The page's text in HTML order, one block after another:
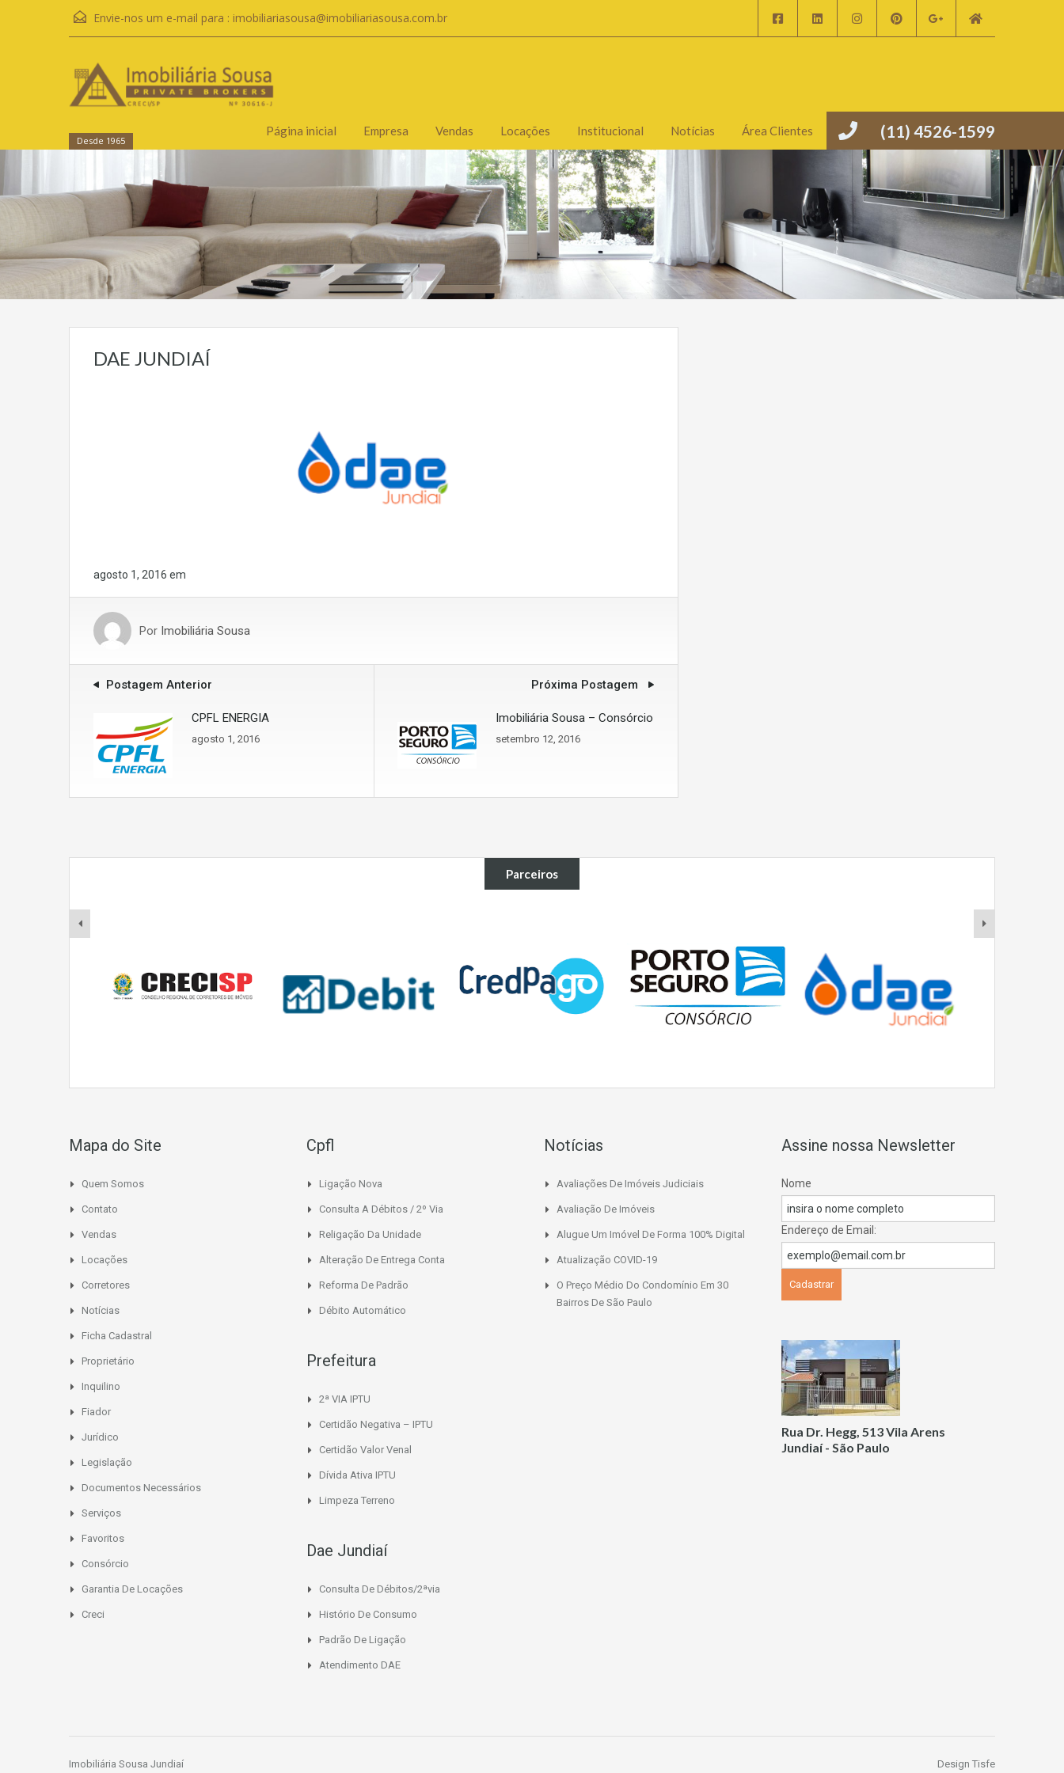
Envie-nos um e-mail para : imobiliariasousa@imobiliariasousa.com.br
Desde 1965 (11) 4526-1599
Página inicial Empresa Vendas Locações Institucional Notícias Área Clientes
DAE JUNDIAÍ
agosto 1, 2016 em
Por Imobiliária Sousa
Postagem Anterior
CPFL ENERGIA
agosto 1, 2016
Próxima Postagem
Imobiliária Sousa – Consórcio
setembro 12, 2016
Parceiros
Mapa do Site
Quem Somos
Contato
Vendas
Locações
Corretores
Notícias
Ficha Cadastral
Proprietário
Inquilino
Fiador
Jurídico
Legislação
Documentos Necessários
Serviços
Favoritos
Consórcio
Garantia De Locações
Creci
Cpfl
Ligação Nova
Consulta A Débitos / 2º Via
Religação Da Unidade
Alteração De Entrega Conta
Reforma De Padrão
Débito Automático
Prefeitura
2ª VIA IPTU
Certidão Negativa – IPTU
Certidão Valor Venal
Dívida Ativa IPTU
Limpeza Terreno
Dae Jundiaí
Consulta De Débitos/2ªvia
Histório De Consumo
Padrão De Ligação
Atendimento DAE
Notícias
Avaliações De Imóveis Judiciais
Avaliação De Imóveis
Alugue Um Imóvel De Forma 100% Digital
Atualização COVID-19
O Preço Médio Do Condomínio Em 30
Bairros De São Paulo
Assine nossa Newsletter
Nome
Endereço de Email:
Rua Dr. Hegg, 513 Vila Arens
Jundiaí - São Paulo
Imobiliária Sousa Jundiaí Design Tisfe